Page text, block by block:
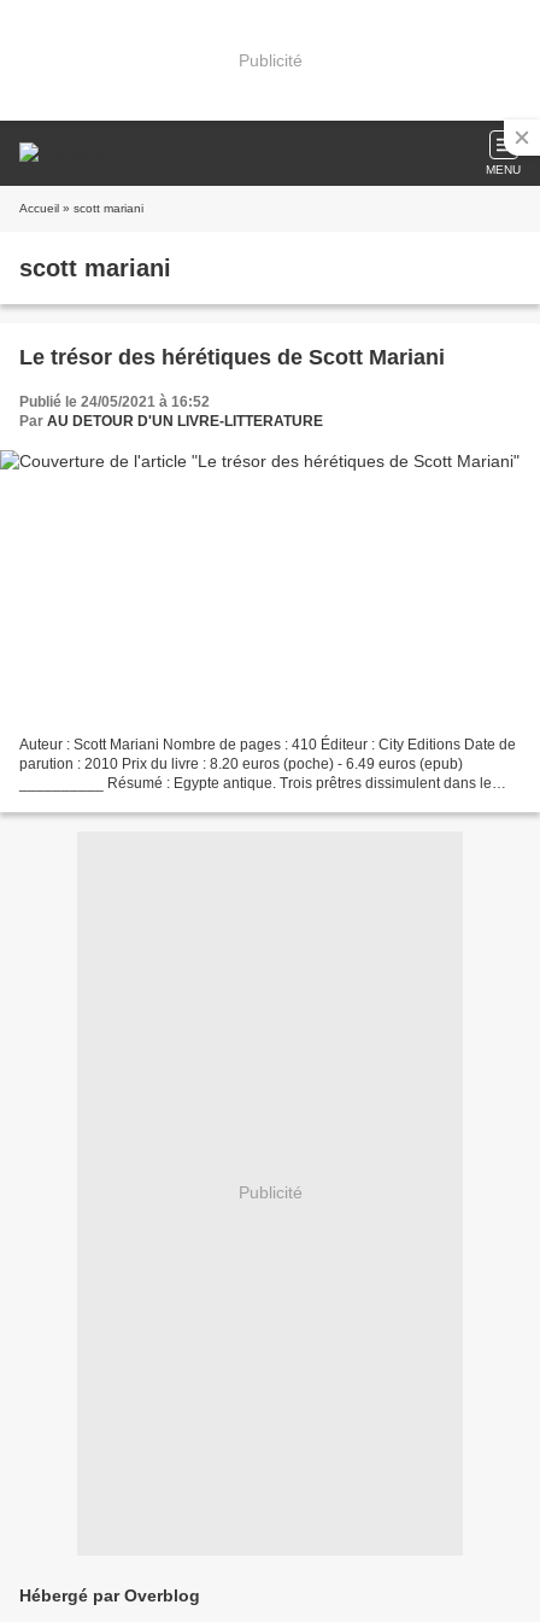
Publicité
MENU
Accueil » scott mariani
scott mariani
Le trésor des hérétiques de Scott Mariani
Publié le 24/05/2021 à 16:52
Par AU DETOUR D'UN LIVRE-LITTERATURE
Auteur : Scott Mariani Nombre de pages : 410 Éditeur : City Editions Date de
parution : 2010 Prix du livre : 8.20 euros (poche) - 6.49 euros (epub)
__________ Résumé : Egypte antique. Trois prêtres dissimulent dans le
Publicité
Hébergé par Overblog